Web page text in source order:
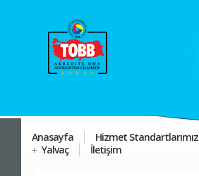
Anasayfa Hizmet Standartlarımız
Yalvaç
İletişim